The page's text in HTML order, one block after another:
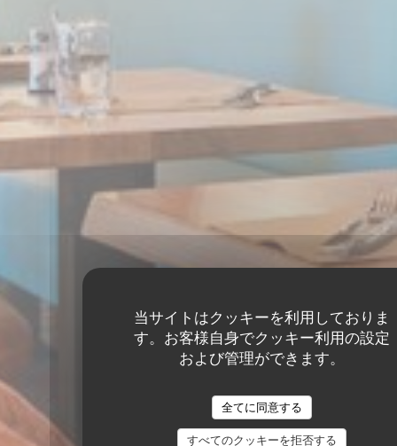
当サイトはクッキーを利用しておりま
す。お客様自身でクッキー利用の設定
および管理ができます。
全てに同意する
すべてのクッキーを拒否する